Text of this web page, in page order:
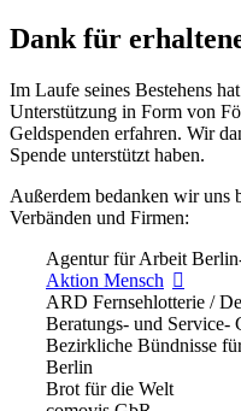
Dank für
Im Laufe seines Bestehens
Unterstützung in Form von
Geldspenden erfahren. Wir
Spende unterstützt haben.
Außerdem bedanken wir uns
Verbänden und Firmen:
Agentur für Arbeit
Aktion Mensch
ARD Fernsehlotterie /
Beratungs- und
Bezirkliche Bündnisse
Berlin
Brot für die Welt